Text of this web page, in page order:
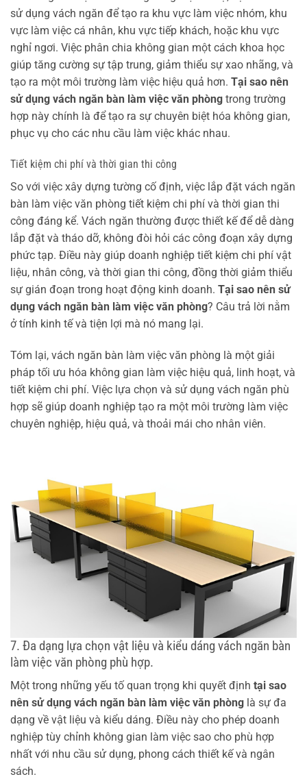
sử dụng vách ngăn để tạo ra khu vực làm việc nhóm, khu
vực làm việc cá nhân, khu vực tiếp khách, hoặc khu vực
nghỉ ngơi. Việc phân chia không gian một cách khoa học
giúp tăng cường sự tập trung, giảm thiểu sự xao nhãng, và
tạo ra một môi trường làm việc hiệu quả hơn. Tại sao nên
sử dụng vách ngăn bàn làm việc văn phòng trong trường
hợp này chính là để tạo ra sự chuyên biệt hóa không gian,
phục vụ cho các nhu cầu làm việc khác nhau.
Tiết kiệm chi phí và thời gian thi công
So với việc xây dựng tường cố định, việc lắp đặt vách ngăn
bàn làm việc văn phòng tiết kiệm chi phí và thời gian thi
công đáng kể. Vách ngăn thường được thiết kế để dễ dàng
lắp đặt và tháo dỡ, không đòi hỏi các công đoạn xây dựng
phức tạp. Điều này giúp doanh nghiệp tiết kiệm chi phí vật
liệu, nhân công, và thời gian thi công, đồng thời giảm thiểu
sự gián đoạn trong hoạt động kinh doanh. Tại sao nên sử
dụng vách ngăn bàn làm việc văn phòng? Câu trả lời nằm
ở tính kinh tế và tiện lợi mà nó mang lại.
Tóm lại, vách ngăn bàn làm việc văn phòng là một giải
pháp tối ưu hóa không gian làm việc hiệu quả, linh hoạt, và
tiết kiệm chi phí. Việc lựa chọn và sử dụng vách ngăn phù
hợp sẽ giúp doanh nghiệp tạo ra một môi trường làm việc
chuyên nghiệp, hiệu quả, và thoải mái cho nhân viên.
7. Đa dạng lựa chọn vật liệu và kiểu dáng vách ngăn bàn
làm việc văn phòng phù hợp.
Một trong những yếu tố quan trọng khi quyết định tại sao
nên sử dụng vách ngăn bàn làm việc văn phòng là sự đa
dạng về vật liệu và kiểu dáng. Điều này cho phép doanh
nghiệp tùy chỉnh không gian làm việc sao cho phù hợp
nhất với nhu cầu sử dụng, phong cách thiết kế và ngân
sách.